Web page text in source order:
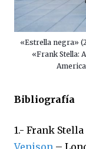
«Estrella negra»
«Frank Stella:
Bibliografía
1.- Frank Stella
Venison –